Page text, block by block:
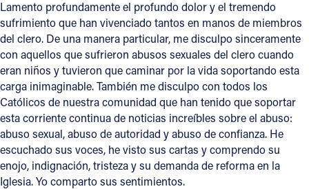
Contact Information
1404 East 9th Street
Cleveland, OH 44114
(216) 696-6525
(800) 869-6525
Follow Us
Lamento profundamente el profundo dolor y el tremendo
sufrimiento que han vivenciado tantos en manos de miembros
del clero. De una manera particular, me disculpo sinceramente
con aquellos que sufrieron abusos sexuales del clero cuando
eran niños y tuvieron que caminar por la vida soportando esta
carga inimaginable. También me disculpo con todos los
Católicos de nuestra comunidad que han tenido que soportar
esta corriente continua de noticias increíbles sobre el abuso:
abuso sexual, abuso de autoridad y abuso de confianza. He
escuchado sus voces, he visto sus cartas y comprendo su
enojo, indignación, tristeza y su demanda de reforma en la
Iglesia. Yo comparto sus sentimientos.